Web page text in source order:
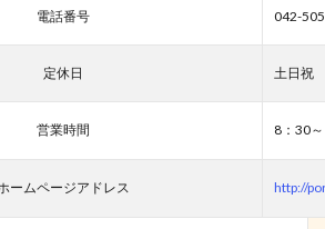
電話番号 042-
定休日 土日祝
営業時間 8：30
ームページアドレス http://